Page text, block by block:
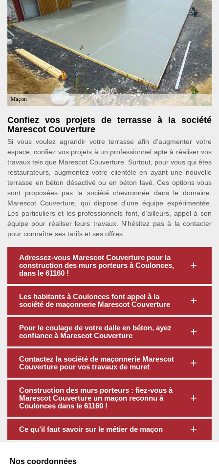
Confiez vos projets de terrasse à la société
Marescot Couverture
Si vous voulez agrandir votre terrasse afin d’augmenter votre
espace, confiez vos projets à un professionnel apte à réaliser vos
travaux tels que Marescot Couverture. Surtout, pour vous qui êtes
restaurateurs, augmentez votre clientèle en ayant une nouvelle
terrasse en béton désactivé ou en béton lavé. Ces options vous
sont proposées pas la société chevronnée dans le domaine,
Marescot Couverture, qui dispose d’une équipe expérimentée.
Les particuliers et les professionnels font, d’ailleurs, appel à son
équipe pour réaliser leurs travaux. N’hésitez pas à la contacter
pour connaître ses tarifs et ses offres.
Adressez-vous Marescot Couverture pour la
construction des murs porteurs à Coulonces,
dans le 61160 !
Les habitants à Coulonces font appel à la
société de maçonnerie Marescot Couverture
Pour le coulage de votre dalle en béton, ayez
confiance à Marescot Couverture
Contactez la société de maçonnerie Marescot
Couverture pour vos travaux de muret
Construction des murs porteurs : fiez-vous à
Marescot Couverture un maçon reconnu à
Coulonces dans le 61160 !
Ce qu’il faut savoir sur le métier de maçon
Nos coordonnées